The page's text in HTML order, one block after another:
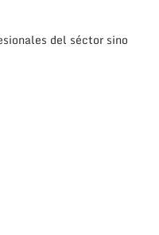
del séctor sino